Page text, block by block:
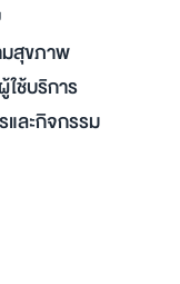
สุขภาพ
ใช้บริการ
และกิจกรรม